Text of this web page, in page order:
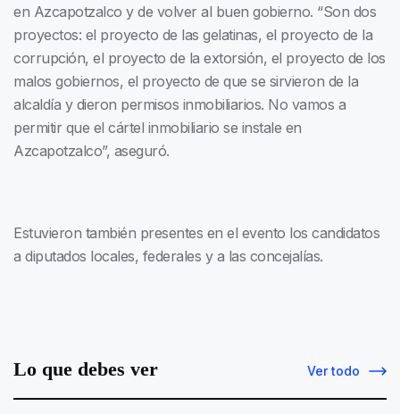
en Azcapotzalco y de volver al buen gobierno. “Son dos
proyectos: el proyecto de las gelatinas, el proyecto de la
corrupción, el proyecto de la extorsión, el proyecto de los
malos gobiernos, el proyecto de que se sirvieron de la
alcaldía y dieron permisos inmobiliarios. No vamos a
permitir que el cártel inmobiliario se instale en
Azcapotzalco”, aseguró.
Estuvieron también presentes en el evento los candidatos
a diputados locales, federales y a las concejalías.
Lo que debes ver Ver todo